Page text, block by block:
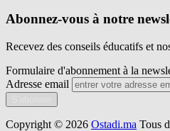
Abonnez-vous à notre
Recevez des conseils éducatifs et
Formulaire d'abonnement à la
Adresse email
Copyright © 2026 Ostadi.ma Tous